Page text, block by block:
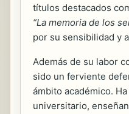
títulos destacados
“La memoria de los
por su sensibilidad y
Además de su labor
sido un ferviente
ámbito académico.
universitario,